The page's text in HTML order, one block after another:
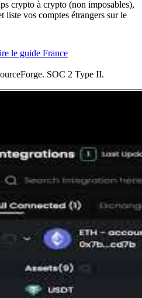
crypto à crypto (non imposables),
vos comptes étrangers sur le
le guide France
SOC 2 Type II.